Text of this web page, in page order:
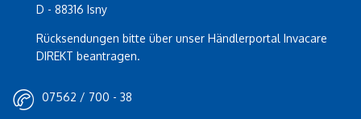
D - 88316 Isny
Rücksendungen bitte über unser Händlerportal Invacare
DIREKT beantragen.
07562 / 700 - 38